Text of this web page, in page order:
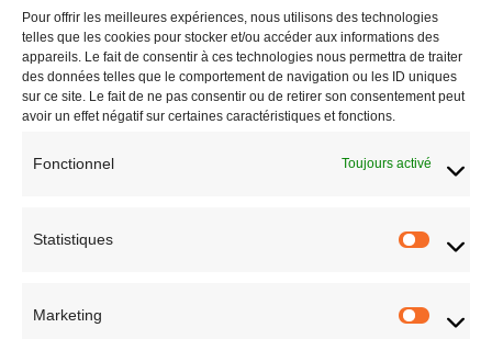
Pour offrir les meilleures expériences, nous utilisons des technologies
telles que les cookies pour stocker et/ou accéder aux informations des
appareils. Le fait de consentir à ces technologies nous permettra de traiter
des données telles que le comportement de navigation ou les ID uniques
sur ce site. Le fait de ne pas consentir ou de retirer son consentement peut
avoir un effet négatif sur certaines caractéristiques et fonctions.
Fonctionnel Toujours activé
Statistiques
Marketing
à la liste
de
souhaits
RUPTURE DE STOCK
89,95€
produit
Ajouter à la liste de
de
souhaits
RUPTURE DE STOCK
Ajouter à la liste de